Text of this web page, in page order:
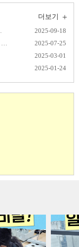
더보기 +
2025-09-18
2025-07-25
2025-03-01
2025-01-24